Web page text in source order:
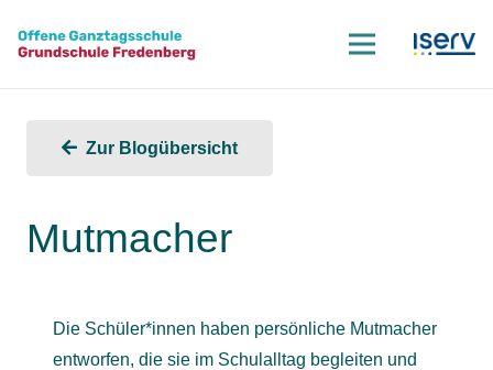
Zur Blogübersicht
Mutmacher
Die Schüler*innen haben persönliche Mutmacher
entworfen, die sie im Schulalltag begleiten und